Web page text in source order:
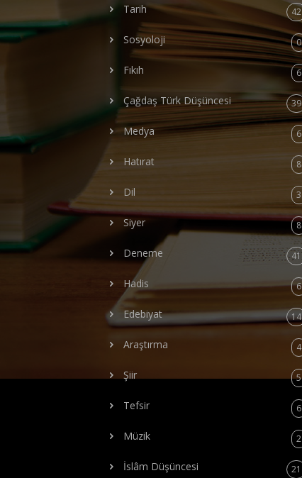
Tarih 42
Sosyoloji 0
Fıkıh 6
Çağdaş Türk Düşüncesi 39
Medya 6
Hatırat 8
Dil 3
Siyer 8
Deneme 41
Hadis 6
Edebiyat 14
Araştırma 4
Şiir 5
Tefsir 6
Müzik 2
İslâm Düşüncesi 21